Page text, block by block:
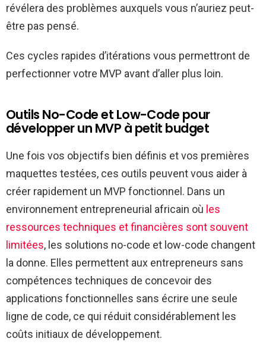
révélera des problèmes auxquels vous n’auriez peut-
être pas pensé.
Ces cycles rapides d’itérations vous permettront de
perfectionner votre MVP avant d’aller plus loin.
Outils No-Code et Low-Code pour
développer un MVP à petit budget
Une fois vos objectifs bien définis et vos premières
maquettes testées, ces outils peuvent vous aider à
créer rapidement un MVP fonctionnel. Dans un
environnement entrepreneurial africain où les
ressources techniques et financières sont souvent
limitées, les solutions no-code et low-code changent
la donne. Elles permettent aux entrepreneurs sans
compétences techniques de concevoir des
applications fonctionnelles sans écrire une seule
ligne de code, ce qui réduit considérablement les
coûts initiaux de développement.